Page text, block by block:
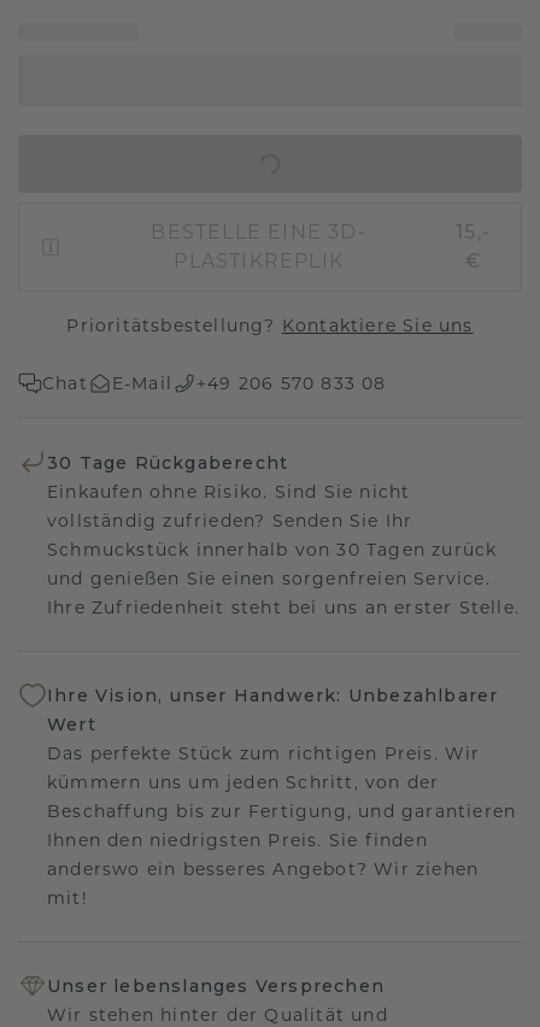
BESTELLE EINE 3D-
PLASTIKREPLIK
15,-
€
Prioritätsbestellung? Kontaktiere Sie uns
Chat E-Mail +49 206 570 833 08
30 Tage Rückgaberecht
Einkaufen ohne Risiko. Sind Sie nicht
vollständig zufrieden? Senden Sie Ihr
Schmuckstück innerhalb von 30 Tagen zurück
und genießen Sie einen sorgenfreien Service.
Ihre Zufriedenheit steht bei uns an erster Stelle.
Ihre Vision, unser Handwerk: Unbezahlbarer
Wert
Das perfekte Stück zum richtigen Preis. Wir
kümmern uns um jeden Schritt, von der
Beschaffung bis zur Fertigung, und garantieren
Ihnen den niedrigsten Preis. Sie finden
anderswo ein besseres Angebot? Wir ziehen
mit!
Unser lebenslanges Versprechen
Wir stehen hinter der Qualität und